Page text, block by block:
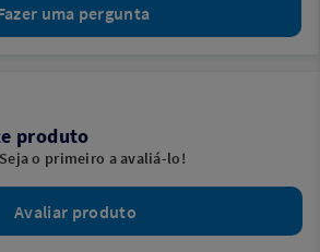
uma pergunta
produto
o primeiro a avaliá-lo!
Avaliar produto